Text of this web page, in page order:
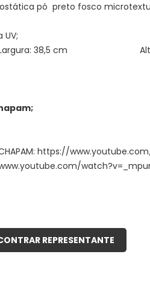
pó preto fosco
38,5 cm Altura:
https://
REPRESENTANTE